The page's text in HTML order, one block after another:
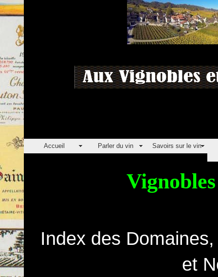
Accueil Parler du vin Savoirs sur le vin
Index des
et